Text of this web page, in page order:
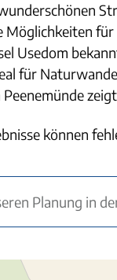
Usedom
für
können
Planung in